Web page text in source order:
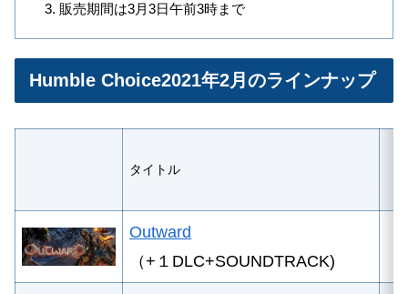
販売期間は3月3日午前3時まで
Humble Choice2021年2月のラインナップ
タイトル
Outward
（+１DLC+SOUNDTRACK)